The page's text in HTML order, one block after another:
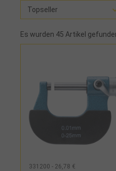
Es wurden 45 Artikel
331200 - 26,78 €